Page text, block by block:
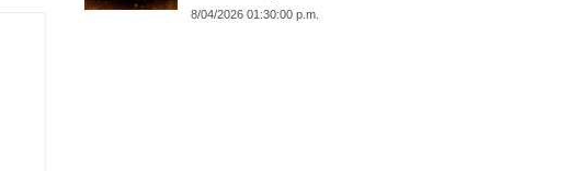
8/04/2026 01:30:00 p.m.